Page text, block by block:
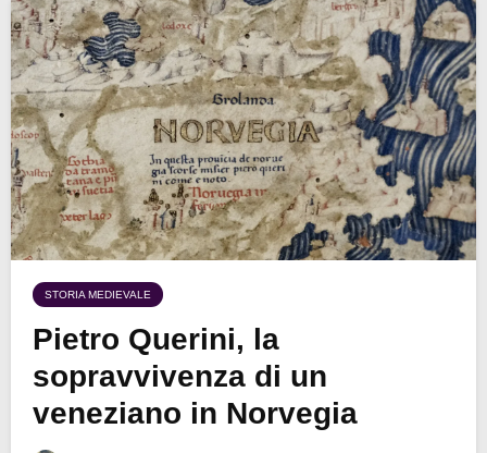
STORIA MEDIEVALE
Pietro Querini, la
sopravvivenza di un
veneziano in Norvegia